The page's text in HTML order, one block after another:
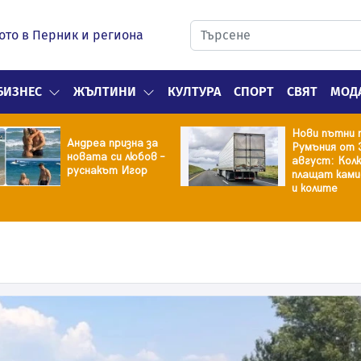
в Перник и региона
ЖЪЛТИНИ КУЛТУРА СПОРТ СВЯТ
Андреа призна за
новата си любов –
руснакът Игор
Нови пътни
Румъния от
август:
плащат
и колите